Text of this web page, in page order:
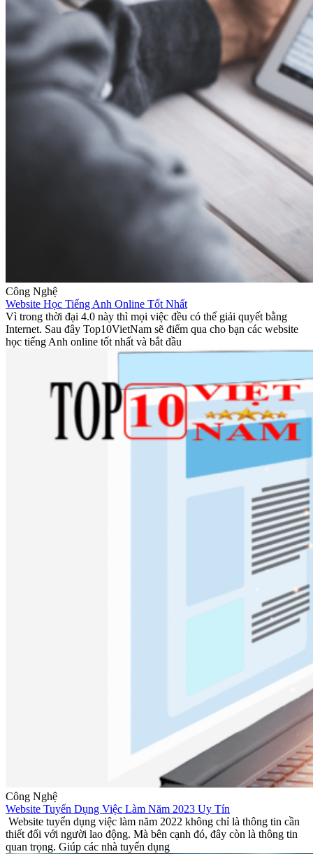
Công Nghệ
Website Học Tiếng Anh Online Tốt Nhất
Vì trong thời đại 4.0 này thì mọi việc đều có thể giải quyết bằng
Internet. Sau đây Top10VietNam sẽ điểm qua cho bạn các website
học tiếng Anh online tốt nhất và bắt đầu
Công Nghệ
Website Tuyển Dụng Việc Làm Năm 2023 Uy Tín
Website tuyển dụng việc làm năm 2022 không chỉ là thông tin cần
thiết đối với người lao động. Mà bên cạnh đó, đây còn là thông tin
quan trọng. Giúp các nhà tuyển dụng